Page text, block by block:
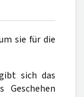
sie für die
sich das